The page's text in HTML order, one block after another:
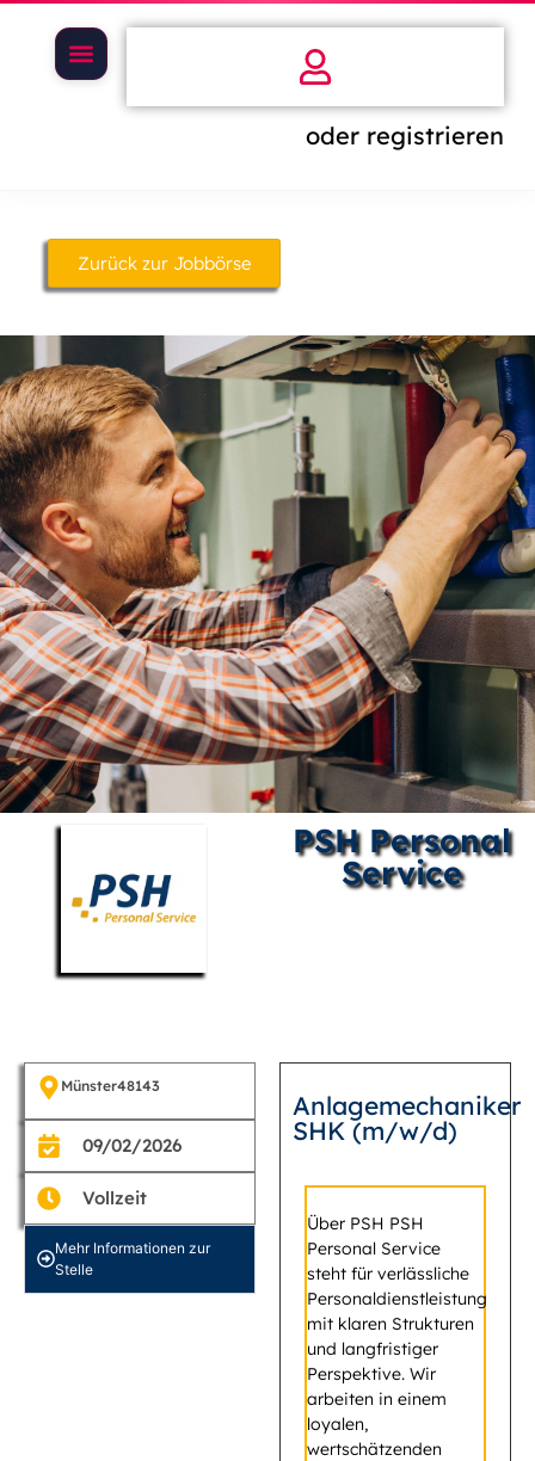
oder registrieren
Zurück zur Jobbörse
PSH Personal
Service
Münster48143
09/02/2026
Vollzeit
Mehr Informationen zur
Stelle
Anlagemechaniker
SHK (m/w/d)
Über PSH PSH
Personal Service
steht für verlässliche
Personaldienstleistung
mit klaren Strukturen
und langfristiger
Perspektive. Wir
arbeiten in einem
loyalen,
wertschätzenden